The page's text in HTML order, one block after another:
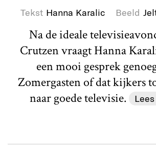
Tekst Hanna Karalic Beeld
Na de ideale
Crutzen vraagt Hanna
een mooi gesprek
Zomergasten of dat kijkers
naar goede televisie.